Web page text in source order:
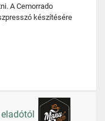
A Cemorrado
készítésére